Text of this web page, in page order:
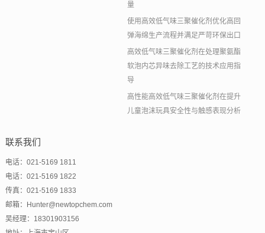
量
使用高效低气味三聚催化剂优化高回
弹海绵生产流程并满足严苛环保出口
高效低气味三聚催化剂在处理聚氨酯
软泡内芯异味去除工艺的技术应用指
导
高性能高效低气味三聚催化剂在提升
儿童泡沫玩具安全性与触感表现分析
联系我们
电话：021-5169 1811
电话：021-5169 1822
传真：021-5169 1833
邮箱：Hunter@newtopchem.com
吴经理：18301903156